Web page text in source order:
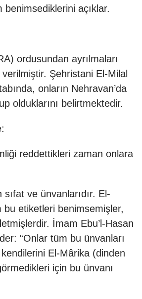
benimsediklerini açıklar.
ordusundan ayrılmaları
Şehristani El-Milal
onların Nehravan’da
olduklarını belirtmektedir.
reddettikleri zaman onlara
ve ünvanlarıdır. El-
bu etiketleri benimsemişler,
İmam Ebu’l-Hasan
“Onlar tüm bu ünvanları
El-Mârika (dinden
için bu ünvanı